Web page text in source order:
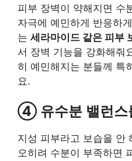
피부 장벽이 약해지면 수
자극에 예민하게 반응하
는 세라마이드 같은 피부
서 장벽 기능을 강화해줘
히 예민해지는 분들께 특
요.
④ 유수분 밸런스
지성 피부라고 보습을 안
오히려 수분이 부족하면